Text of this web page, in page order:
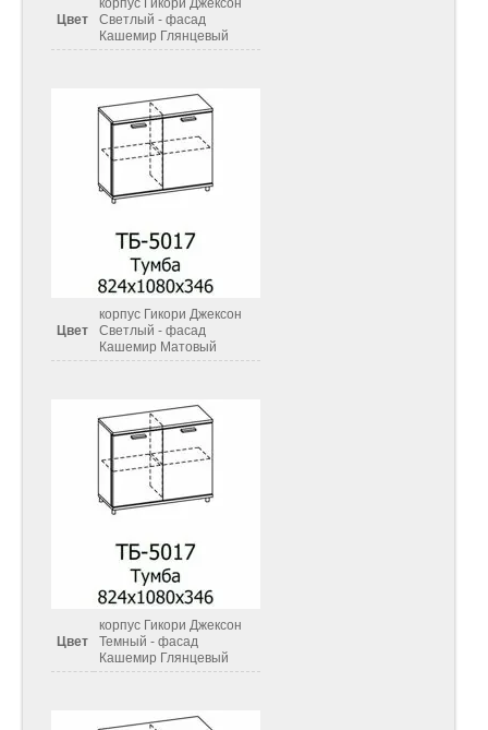
Цвет
корпус Гикори Джексон
Светлый - фасад
Кашемир Глянцевый
Цвет
корпус Гикори Джексон
Светлый - фасад
Кашемир Матовый
Цвет
корпус Гикори Джексон
Темный - фасад
Кашемир Глянцевый